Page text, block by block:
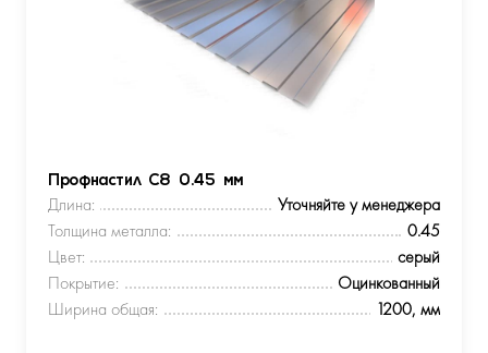
Профнастил С8 0.45 мм
Длина:
Уточняйте у менеджера
Толщина металла:
0.45
Цвет:
серый
Покрытие:
Оцинкованный
Ширина общая:
1200, мм